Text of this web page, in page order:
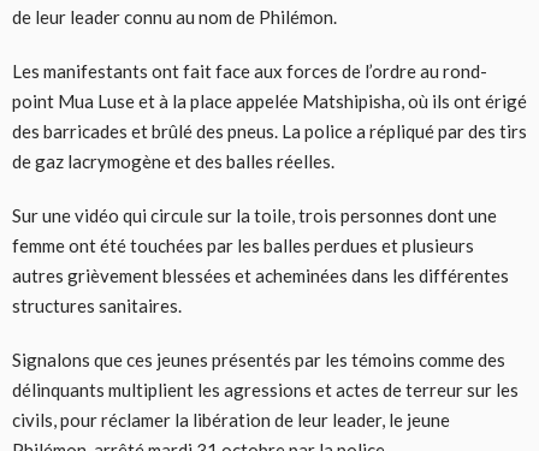
de leur leader connu au nom de Philémon.
Les manifestants ont fait face aux forces de l’ordre au rond-
point Mua Luse et à la place appelée Matshipisha, où ils ont érigé
des barricades et brûlé des pneus. La police a répliqué par des tirs
de gaz lacrymogène et des balles réelles.
Sur une vidéo qui circule sur la toile, trois personnes dont une
femme ont été touchées par les balles perdues et plusieurs
autres grièvement blessées et acheminées dans les différentes
structures sanitaires.
Signalons que ces jeunes présentés par les témoins comme des
délinquants multiplient les agressions et actes de terreur sur les
civils, pour réclamer la libération de leur leader, le jeune